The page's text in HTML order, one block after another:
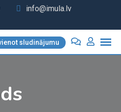
info@imula.lv
sludinājumu